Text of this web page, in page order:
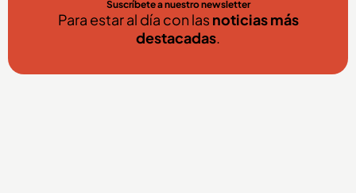
Suscríbete a nuestro newsletter
Para estar al día con lasnoticias más
destacadas.